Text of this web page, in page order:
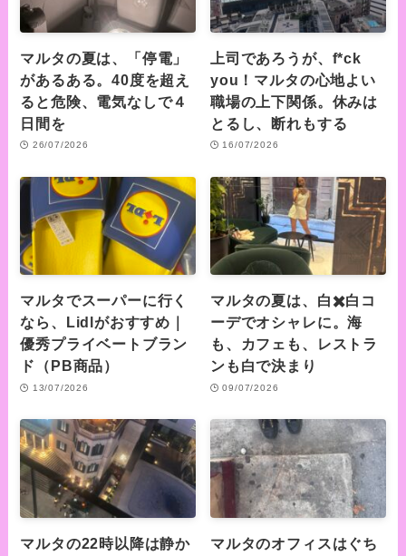
マルタの夏は、「停電」
があるある。40度を超え
ると危険、電気なしで４
日間を
26/07/2026
上司であろうが、f*ck
you！マルタの心地よい
職場の上下関係。休みは
とるし、断れもする
16/07/2026
マルタでスーパーに行く
なら、Lidlがおすすめ｜
優秀プライベートブラン
ド（PB商品）
13/07/2026
マルタの夏は、白✖️白コ
ーデでオシャレに。海
も、カフェも、レストラ
ンも白で決まり
09/07/2026
マルタの22時以降は静か
マルタのオフィスはぐち